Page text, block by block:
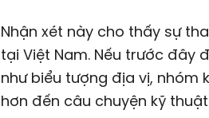
Nhận xét này cho thấy sự
tại Việt Nam. Nếu trước đây
như biểu tượng địa vị, nhóm
hơn đến câu chuyện kỹ